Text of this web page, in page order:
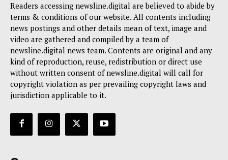
Readers accessing newsline.digital are believed to abide by
terms & conditions of our website. All contents including
news postings and other details mean of text, image and
video are gathered and compiled by a team of
newsline.digital news team. Contents are original and any
kind of reproduction, reuse, redistribution or direct use
without written consent of newsline.digital will call for
copyright violation as per prevailing copyright laws and
jurisdiction applicable to it.